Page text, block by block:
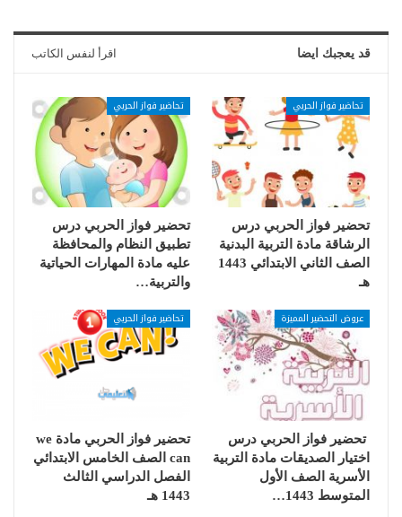
قد يعجبك ايضا اقرأ لنفس الكاتب
تحاضير فواز الحربي
تحضير فواز الحربي درس
الرشاقة مادة التربية البدنية
الصف الثاني الابتدائي 1443
هـ
تحاضير فواز الحربي
تحضير فواز الحربي درس
تطبيق النظام والمحافظة
عليه مادة المهارات الحياتية
والتربية…
عروض التحضير المميزة
تحضير فواز الحربي درس
اختيار الصديقات مادة التربية
الأسرية الصف الأول
المتوسط 1443…
تحاضير فواز الحربي
تحضير فواز الحربي مادة we
can الصف الخامس الابتدائي
الفصل الدراسي الثالث
1443 هـ